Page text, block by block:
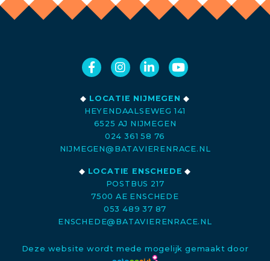
◆ LOCATIE NIJMEGEN ◆
HEYENDAALSEWEG 141
6525 AJ NIJMEGEN
024 361 58 76
NIJMEGEN@BATAVIERENRACE.NL
◆ LOCATIE ENSCHEDE ◆
POSTBUS 217
7500 AE ENSCHEDE
053 489 37 87
ENSCHEDE@BATAVIERENRACE.NL
Deze website wordt mede mogelijk gemaakt door